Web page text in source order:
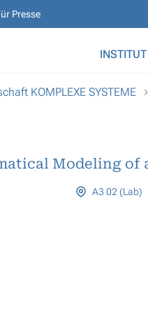
Presse
INSTITUT
KOMPLEXE SYSTEME
Modeling of
A3 02 (Lab)